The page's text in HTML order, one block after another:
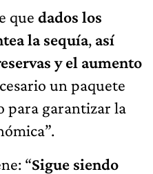
que dados los
la sequía, así
y el aumento
un paquete
para garantizar la
“Sigue siendo